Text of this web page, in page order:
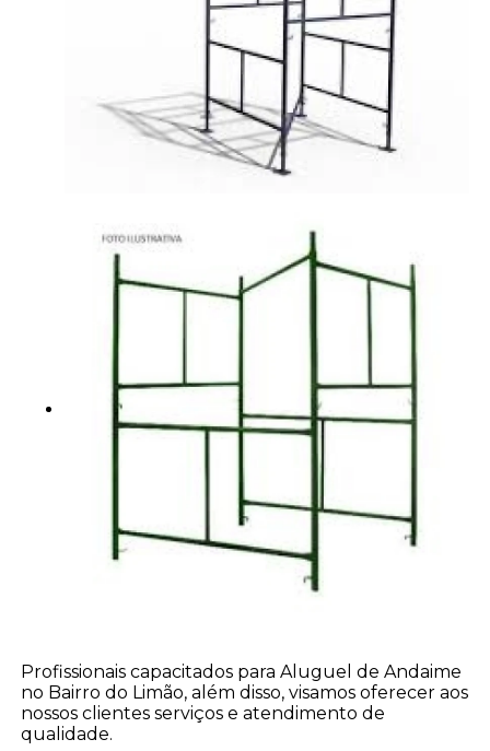
Profissionais capacitados para Aluguel de Andaime
no Bairro do Limão, além disso, visamos oferecer aos
nossos clientes serviços e atendimento de
qualidade.